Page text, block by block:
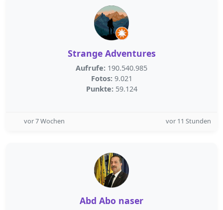
Strange Adventures
Aufrufe: 190.540.985
Fotos: 9.021
Punkte: 59.124
vor 7 Wochen vor 11 Stunden
Abd Abo naser